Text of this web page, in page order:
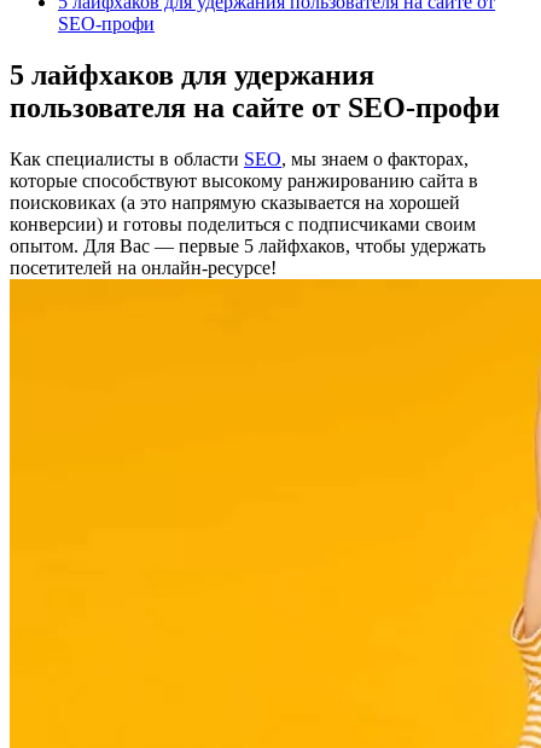
SEO-профи
5 лайфхаков для удержания
пользователя на сайте от SEO-профи
Как специалисты в области SEO, мы знаем о факторах,
которые способствуют высокому ранжированию сайта в
поисковиках (а это напрямую сказывается на хорошей
конверсии) и готовы поделиться с подписчиками своим
опытом. Для Вас — первые 5 лайфхаков, чтобы удержать
посетителей на онлайн-ресурсе!